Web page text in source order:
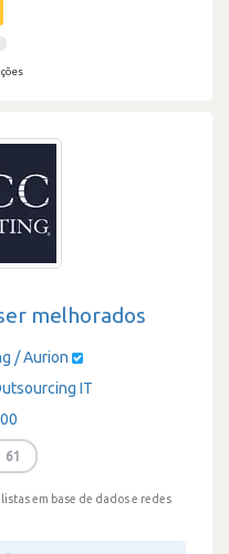
melhorados
/ Aurion
IT
61
em base de dados e redes